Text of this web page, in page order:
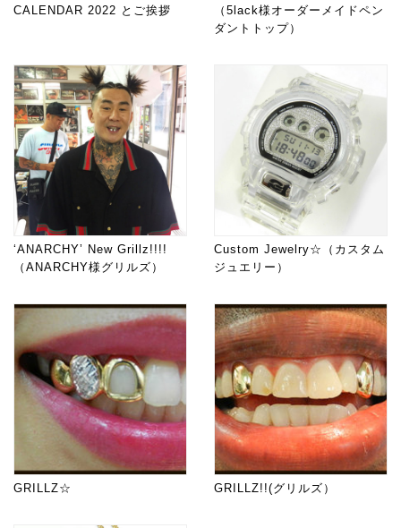
CALENDAR 2022 とご挨拶
（5lack様オーダーメイドペン
ダントトップ）
‘ANARCHY’ New Grillz!!!!
（ANARCHY様グリルズ）
Custom Jewelry☆（カスタム
ジュエリー）
GRILLZ☆ GRILLZ!!(グリルズ）